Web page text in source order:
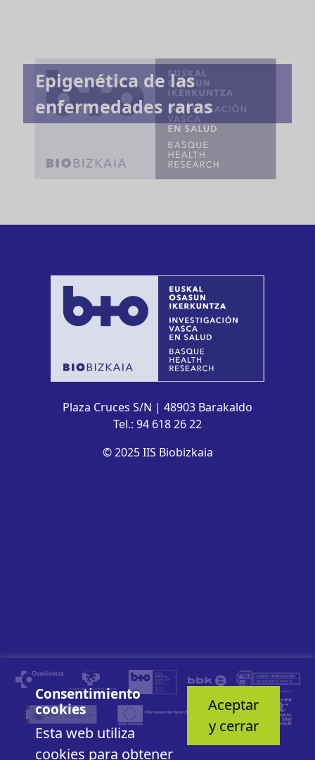
Epigenética de las
enfermedades raras
Plaza Cruces S/N | 48903 Barakaldo
Tel.: 94 618 26 22
© 2025 IIS Biobizkaia
Consentimiento
cookies
Esta web utiliza
cookies para obtener
Aceptar
y cerrar